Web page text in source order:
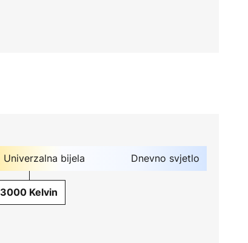
Univerzalna bijela Dnevno svjetlo
3000 Kelvin